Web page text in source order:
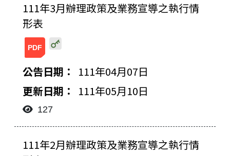
111年3月辦理政策及業務宣導之執行情
形表
20220407083749814756.pdf
111年04月07日
111年05月10日
127
111年2月辦理政策及業務宣導之執行情